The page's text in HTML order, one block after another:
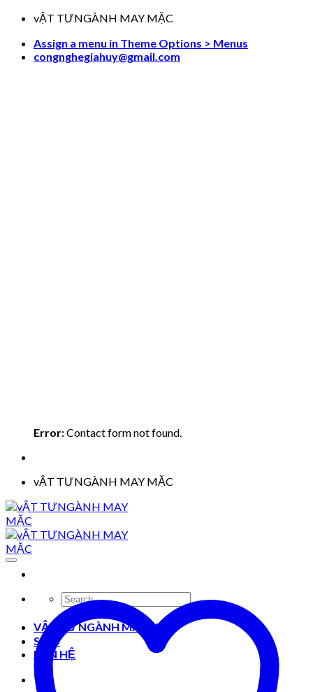
Skip
content
vẬT TƯNGÀNH MAY MẶC
Assign a menu in Theme Options > Menus
congnghegiahuy@gmail.com
Error:Contact form not found.
vẬT TƯNGÀNH MAY MẶC
Search
for:
VẬT TƯ NGÀNH MAY MẶC
Shop
LIÊN HỆ